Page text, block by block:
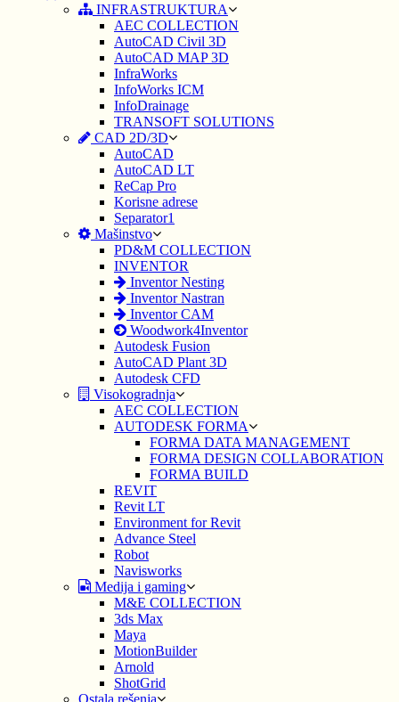
INFRASTRUKTURA
AEC COLLECTION
AutoCAD Civil 3D
AutoCAD MAP 3D
InfraWorks
InfoWorks ICM
InfoDrainage
TRANSOFT SOLUTIONS
CAD 2D/3D
AutoCAD
AutoCAD LT
ReCap Pro
Korisne adrese
Separator1
Mašinstvo
PD&M COLLECTION
INVENTOR
Inventor Nesting
Inventor Nastran
Inventor CAM
Woodwork4Inventor
Autodesk Fusion
AutoCAD Plant 3D
Autodesk CFD
Visokogradnja
AEC COLLECTION
AUTODESK FORMA
FORMA DATA MANAGEMENT
FORMA DESIGN COLLABORATION
FORMA BUILD
REVIT
Revit LT
Environment for Revit
Advance Steel
Robot
Navisworks
Medija i gaming
M&E COLLECTION
3ds Max
Maya
MotionBuilder
Arnold
ShotGrid